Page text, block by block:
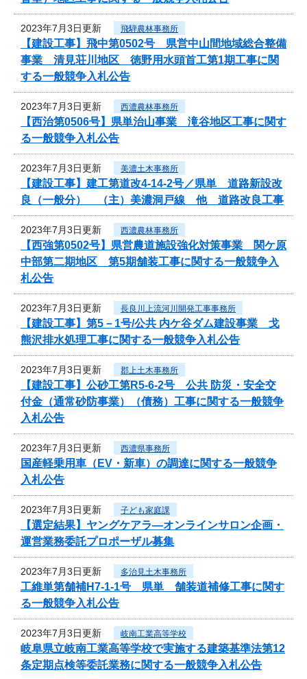
2023年7月3日更新 飛騨農林事務所
【建設工事】飛中第0502号 県営中山間地域総合整備
事業 清見荘川地区 徳野用水頭首工第1期工事に関
する一般競争入札公告
2023年7月3日更新 西濃農林事務所
【西治第0506号】県単治山事業 滝谷地区工事に関す
る一般競争入札公告
2023年7月3日更新 美濃土木事務所
【建設工事】建工第道改4-14-2号／県単 道路新設改
良（一般分） （主）美濃洞戸線 他 道路改良工事
2023年7月3日更新 西濃農林事務所
【西強第0502号】県営農道施設強化対策事業 関ケ原
中部第二期地区 第5期舗装工事に関する一般競争入
札公告
2023年7月3日更新 長良川上流河川開発工事事務所
【建設工事】第5－1号/公共 内ケ谷ダム建設事業 戈
熊沢排水処理工事に関する一般競争入札公告
2023年7月3日更新 郡上土木事務所
【建設工事】公砂工第R5-6-2号 公共 防災・安全交
付金（通常砂防事業）（債務）工事に関する一般競争
入札公告
2023年7月3日更新 西濃県事務所
国産軽乗用車（EV・新車）の調達に関する一般競争
入札公告
2023年7月3日更新 子ども家庭課
【選定結果】ヤングケアラ―オンラインサロン企画・
運営業務委託プロポーザル募集
2023年7月3日更新 多治見土木事務所
工維単第舗補H7-1-1号 県単 舗装道補修工事に関す
る一般競争入札公告
2023年7月3日更新 岐南工業高等学校
岐阜県立岐南工業高等学校で実施する建築基準法第12
条定期点検等委託業務に関する一般競争入札公告